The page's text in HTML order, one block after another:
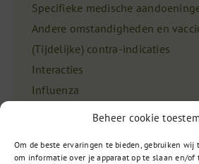
Beheer cookie
Om de beste ervaringen te bieden, gebruiken wij
om informatie over je apparaat op te slaan en/of
Specifieke medische
Andere omstandigheden en
(Tijdelijke) contra-indicaties
Interacties
Influenza
Bijwerkingen/reacties op